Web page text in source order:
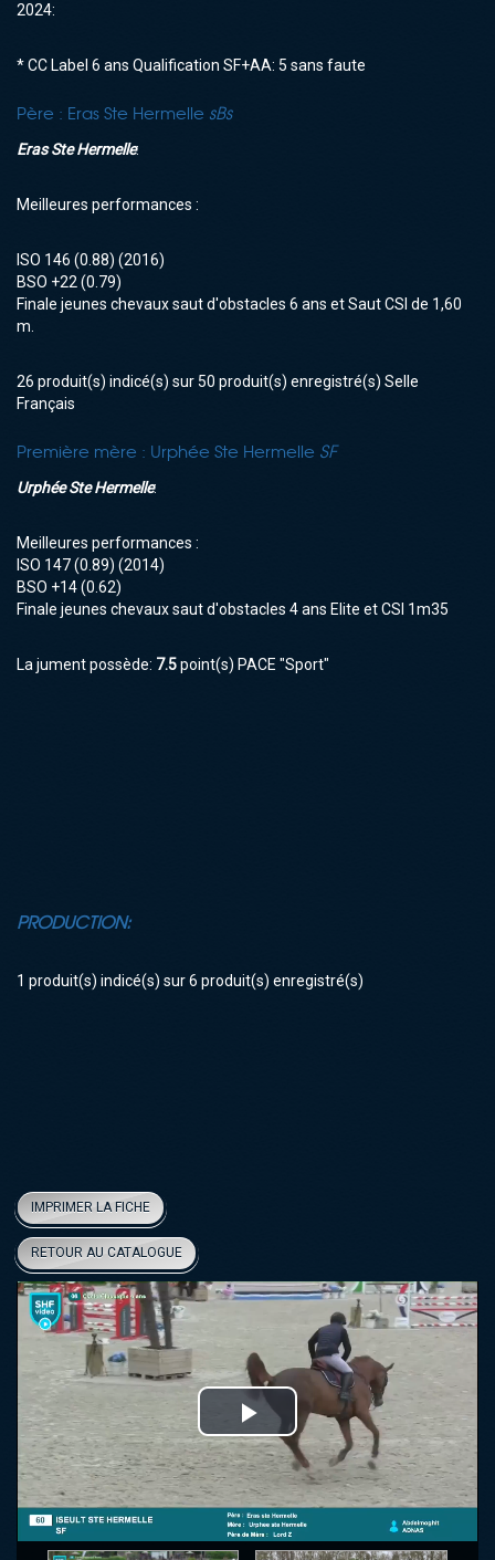
2024:
* CC Label 6 ans Qualification SF+AA: 5 sans faute
Père : Eras Ste Hermelle sBs
Eras Ste Hermelle:
Meilleures performances :
ISO 146 (0.88) (2016)
BSO +22 (0.79)
Finale jeunes chevaux saut d'obstacles 6 ans et Saut CSI de 1,60
m.
26 produit(s) indicé(s) sur 50 produit(s) enregistré(s) Selle
Français
Première mère : Urphée Ste Hermelle SF
Urphée Ste Hermelle:
Meilleures performances :
ISO 147 (0.89) (2014)
BSO +14 (0.62)
Finale jeunes chevaux saut d'obstacles 4 ans Elite et CSI 1m35
La jument possède: 7.5point(s) PACE "Sport"
PRODUCTION:
1 produit(s) indicé(s) sur 6 produit(s) enregistré(s)
IMPRIMER LA FICHE
RETOUR AU CATALOGUE
Play
Video